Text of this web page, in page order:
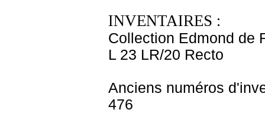
INVENTAIRES :
Collection Edmond de
L 23 LR/20 Recto
Anciens numéros
476